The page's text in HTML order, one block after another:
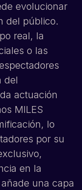
evolucionar
del público.
real, la
o las
del
actuación
MILES
lo
por su
en la
una capa